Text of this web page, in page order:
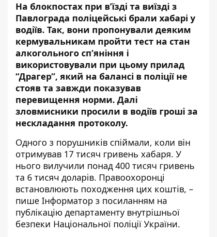
На блокпостах при в’їзді та виїзді з
Павлограда поліцейські брали хабарі у
водіїв. Так, вони пропонували деяким
кермувальникам пройти тест на стан
алкогольного сп’яніння і
використовували при цьому прилад
“Драгер”, який на балансі в поліції не
стояв та завжди показував
перевищення норми. Далі
зловмисники просили в водіїв гроші за
нескладання протоколу.
Одного з порушників спіймали, коли він
отримував 17 тисяч гривень хабаря. У
нього вилучили понад 400 тисяч гривень
та 6 тисяч доларів. Правоохоронці
встановлюють походження цих коштів, –
пише Інформатор з посиланням на
публікацію департаменту внутрішньої
безпеки Національної поліції України.